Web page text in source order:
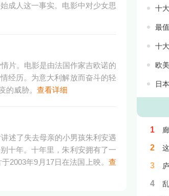
成人这一事实。电影中对少女思
片。电影是由法国作家吉欧诺的
经历。为意大利解放而奋斗的轻
的威胁。 查看详细
述了失去母亲的小男孩朱利安遇
十年。十年里，朱利安拥有了一
2003年9月17日在法国上映。 查
十
最
十
欧
日
1
2
3
4